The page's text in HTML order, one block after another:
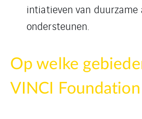
intiatieven van duurzame
ondersteunen.
Op welke
VINCI Foundation